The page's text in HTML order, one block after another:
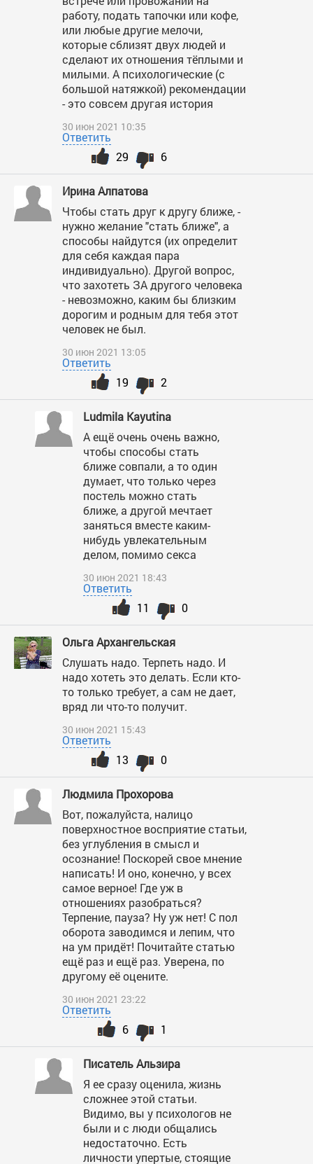
работу, подать тапочки или кофе,
или любые другие мелочи,
которые сблизят двух людей и
сделают их отношения тёплыми и
милыми. А психологические (с
большой натяжкой) рекомендации
- это совсем другая история
30 июн 2021 10:35
Ответить
6
29
Ирина Алпатова
Чтобы стать друг к другу ближе, -
нужно желание "стать ближе", а
способы найдутся (их определит
для себя каждая пара
индивидуально). Другой вопрос,
что захотеть ЗА другого человека
- невозможно, каким бы близким
дорогим и родным для тебя этот
человек не был.
30 июн 2021 13:05
Ответить
2
19
Ludmila Kayutina
А ещё очень очень важно,
чтобы способы стать
ближе совпали, а то один
думает, что только через
постель можно стать
ближе, а другой мечтает
заняться вместе каким-
нибудь увлекательным
делом, помимо секса
30 июн 2021 18:43
Ответить
0
11
Ольга Архангельская
Слушать надо. Терпеть надо. И
надо хотеть это делать. Если кто-
то только требует, а сам не дает,
вряд ли что-то получит.
30 июн 2021 15:43
Ответить
0
13
Людмила Прохорова
Вот, пожалуйста, налицо
поверхностное восприятие статьи,
без углубления в смысл и
осознание! Поскорей свое мнение
написать! И оно, конечно, у всех
самое верное! Где уж в
отношениях разобраться?
Терпение, пауза? Ну уж нет! С пол
оборота заводимся и лепим, что
на ум придёт! Почитайте статью
ещё раз и ещё раз. Уверена, по
другому её оцените.
30 июн 2021 23:22
Ответить
1
6
Писатель Альзира
Я ее сразу оценила, жизнь
сложнее этой статьи.
Видимо, вы у психологов не
были и с люди общались
недостаточно. Есть
личности упертые, стоящие